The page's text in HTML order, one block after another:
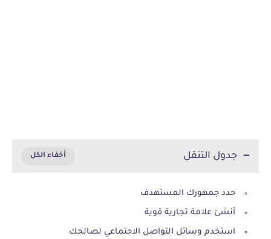
جدول التنقل
حدد جمهورك المستهدف
أنشئ علامة تجارية قوية
استخدم وسائل التواصل الاجتماعي لصالحك